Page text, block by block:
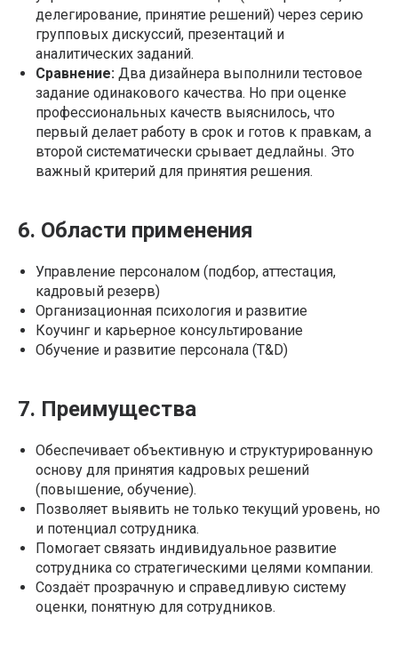
делегирование, принятие решений) через серию
групповых дискуссий, презентаций и
аналитических заданий.
Сравнение: Два дизайнера выполнили тестовое
задание одинакового качества. Но при оценке
профессиональных качеств выяснилось, что
первый делает работу в срок и готов к правкам, а
второй систематически срывает дедлайны. Это
важный критерий для принятия решения.
6. Области применения
Управление персоналом (подбор, аттестация,
кадровый резерв)
Организационная психология и развитие
Коучинг и карьерное консультирование
Обучение и развитие персонала (T&D)
7. Преимущества
Обеспечивает объективную и структурированную
основу для принятия кадровых решений
(повышение, обучение).
Позволяет выявить не только текущий уровень, но
и потенциал сотрудника.
Помогает связать индивидуальное развитие
сотрудника со стратегическими целями компании.
Создаёт прозрачную и справедливую систему
оценки, понятную для сотрудников.